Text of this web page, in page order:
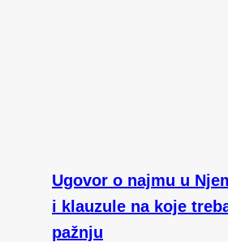
Ugovor o najmu u
i klauzule na koje
pažnju